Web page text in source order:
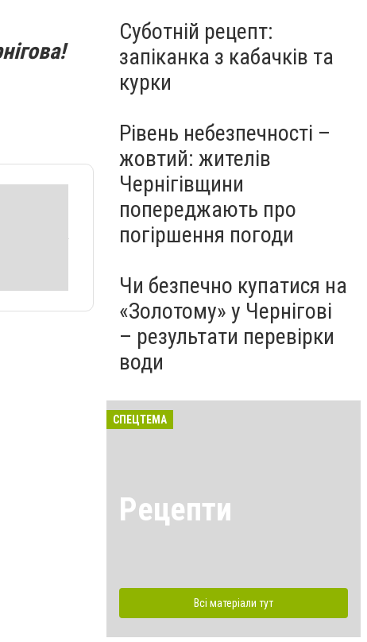
Суботній рецепт:
запіканка з кабачків та
курки
Рівень небезпечності –
жовтий: жителів
Чернігівщини
попереджають про
погіршення погоди
Чи безпечно купатися на
«Золотому» у Чернігові
– результати перевірки
води
СПЕЦТЕМА
Рецепти
Всі матеріали тут